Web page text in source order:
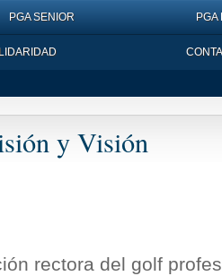
PGA SENIOR PGA
y Visión
rectora del golf